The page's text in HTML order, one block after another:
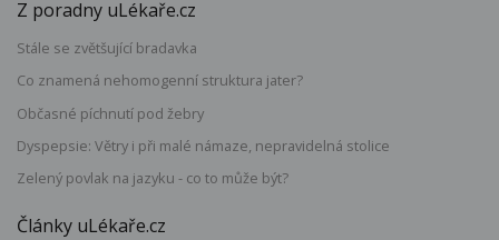
Z poradny uLékaře.cz
Stále se zvětšující bradavka
Co znamená nehomogenní struktura jater?
Občasné píchnutí pod žebry
Dyspepsie: Větry i při malé námaze, nepravidelná stolice
Zelený povlak na jazyku - co to může být?
Články uLékaře.cz